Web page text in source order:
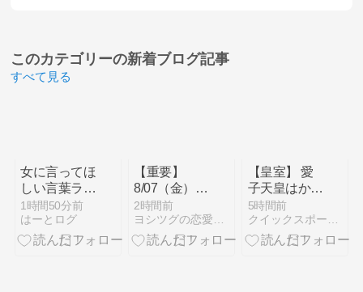
このカテゴリーの新着ブログ記事
すべて見る
女に言ってほ
しい言葉ラン
キング1位ｗ
ｗｗｗｗｗｗ
ｗｗｗｗｗｗ
1時間50分前
はーとログ
【重要】
8/07（金）第
147回
「Q&A」セ
ミナー延期の
2時間前
【皇室】 愛
子天皇はかえ
って近づい
た！
5時間前